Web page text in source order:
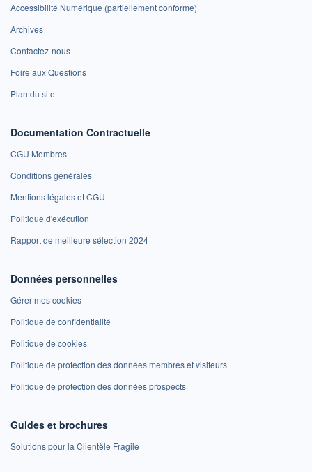
Accessibilité Numérique (partiellement conforme)
Archives
Contactez-nous
Foire aux Questions
Plan du site
Documentation Contractuelle
CGU Membres
Conditions générales
Mentions légales et CGU
Politique d'exécution
Rapport de meilleure sélection 2024
Données personnelles
Gérer mes cookies
Politique de confidentialité
Politique de cookies
Politique de protection des données membres et visiteurs
Politique de protection des données prospects
Guides et brochures
Solutions pour la Clientèle Fragile